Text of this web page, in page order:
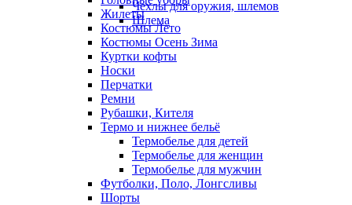
Чехлы для оружия, шлемов
Шлема
Жилеты
Костюмы Лето
Костюмы Осень Зима
Куртки кофты
Носки
Перчатки
Ремни
Рубашки, Кителя
Термо и нижнее бельё
Термобелье для детей
Термобелье для женщин
Термобелье для мужчин
Футболки, Поло, Лонгсливы
Шорты